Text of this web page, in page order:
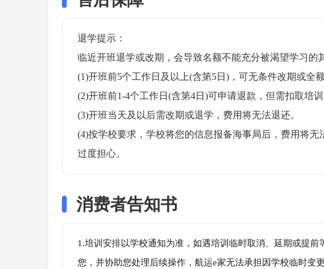
退学提示：
临近开班退学或改期，会导致名额不能充分被渴望学习的
(1)开班前5个工作日及以上(含第5日)，可无条件改期或全额
(2)开班前1-4个工作日(含第4日)可申请退款，但需扣取培
(3)开班当天及以后需改期或退学，费用将无法退还。
(4)按学校要求，学校将您的信息报备海事局后，费用将
过度担心。
消费者告知书
1.培训安排以学校通知为准，如遇培训临时取消、延期或提
您，并协助您处理后续操作，航运e家无法承担因学校临时变